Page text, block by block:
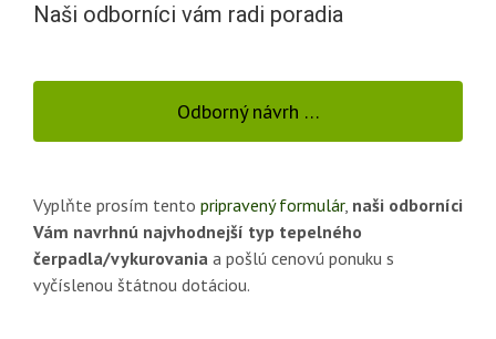
Naši odborníci vám radi poradia
Odborný návrh …
Vyplňte prosím tento pripravený formulár, naši odborníci
Vám navrhnú najvhodnejší typ tepelného
čerpadla/vykurovania a pošlú cenovú ponuku s
vyčíslenou štátnou dotáciou.